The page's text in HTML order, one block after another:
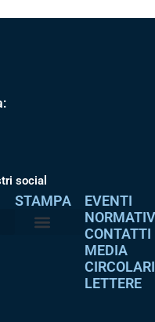
social
STAMPA
EVENTI
CONTATTI
MEDIA
CIRCOLARI
LETTERE